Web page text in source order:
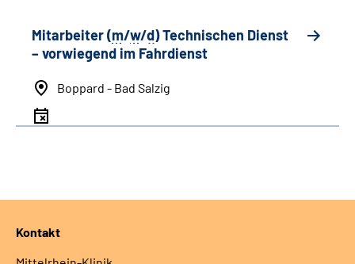
Mitarbeiter (m/w/d) Technischen Dienst
– vorwiegend im Fahrdienst
Boppard - Bad Salzig
Kontakt